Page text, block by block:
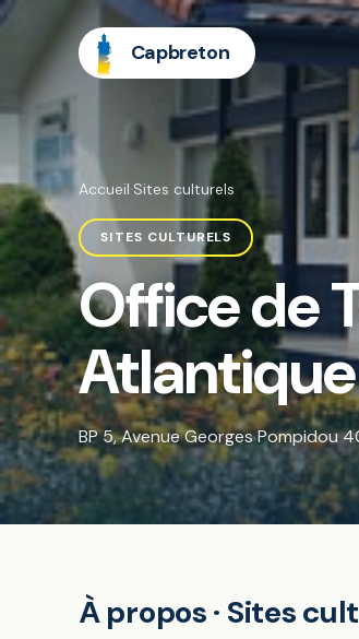
Capbreton
Accueil·Sites culturels
SITES CULTURELS
Office de
BP 5, Avenue Georges Pompidou
À propos · Sites